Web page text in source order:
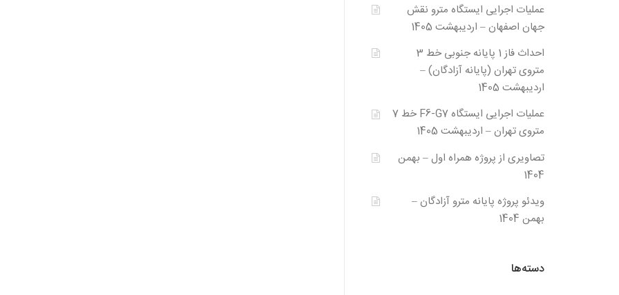
عملیات اجرایی ایستگاه مترو نقش
جهان اصفهان – اردیبهشت 1405
احداث فاز 1 پایانه جنوبی خط 3
متروی تهران (پایانه آزادگان) –
اردیبهشت 1405
عملیات اجرایی ایستگاه F6-G7 خط 7
متروی تهران – اردیبهشت 1405
تصاویری از پروژه همراه اول – بهمن
1404
ویدئو پروژه پایانه مترو آزادگان –
بهمن 1404
دسته‌ها